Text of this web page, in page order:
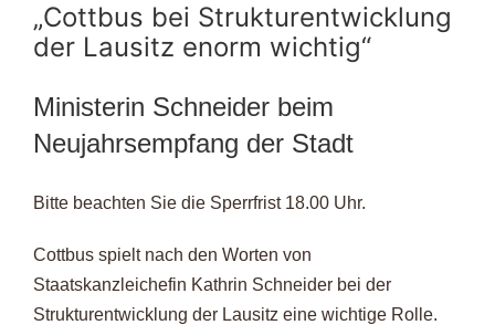
„Cottbus bei Strukturentwicklung
der Lausitz enorm wichtig“
Ministerin Schneider beim
Neujahrsempfang der Stadt
Bitte beachten Sie die Sperrfrist 18.00 Uhr.
Cottbus spielt nach den Worten von
Staatskanzleichefin Kathrin Schneider bei der
Strukturentwicklung der Lausitz eine wichtige Rolle.